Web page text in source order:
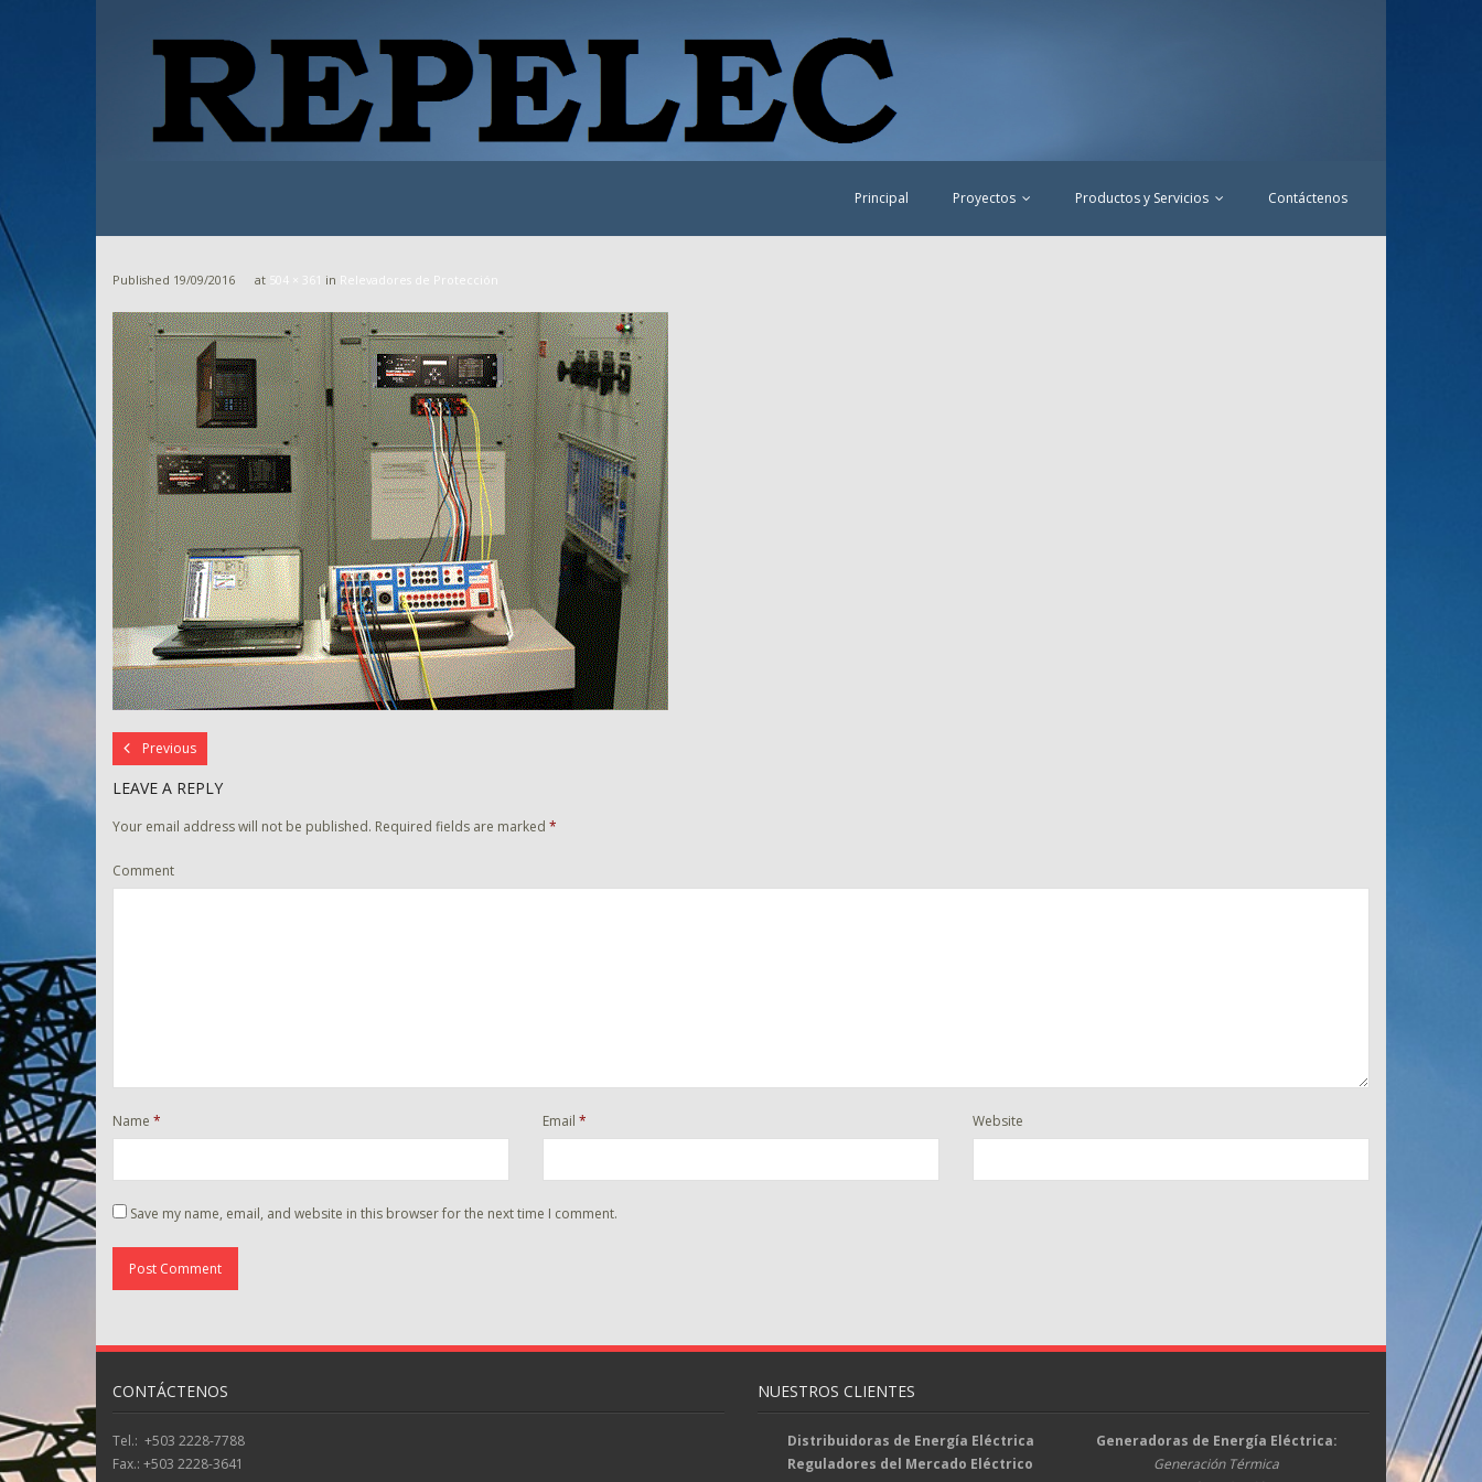
Principal Proyectos Productos y Servicios Contáctenos
Published 19/09/2016 at 504 × 361 in Relevadores de Protección
Previous
LEAVE A REPLY
Your email address will not be published. Required fields are marked *
Comment
Name * Email * Website
Save my name, email, and website in this browser for the next time I comment.
CONTÁCTENOS
Tel.: +503 2228-7788
Fax.: +503 2228-3641
NUESTROS CLIENTES
Distribuidoras de Energía Eléctrica
Reguladores del Mercado Eléctrico
Generadoras de Energía Eléctrica:
Generación Térmica